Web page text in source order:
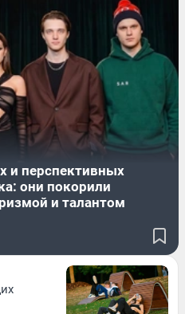
и перспективных
они покорили
и талантом